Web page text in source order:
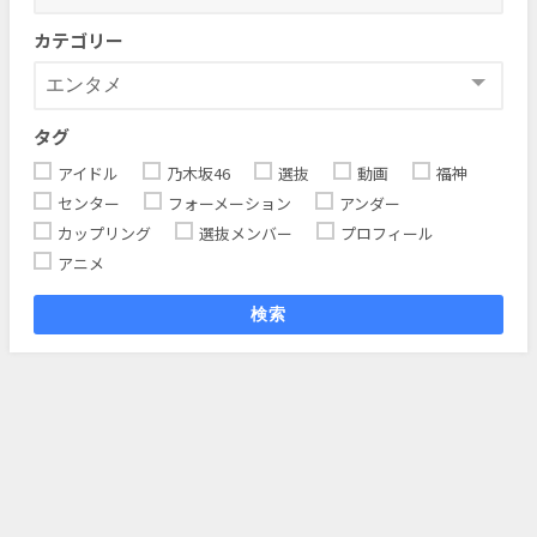
カテゴリー
タグ
アイドル 乃木坂46 選抜 動画
福神
センター
フォーメーション
アンダー
カップリング
選抜メンバー
プロフィール
アニメ
検索